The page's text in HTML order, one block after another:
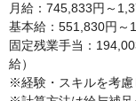
月給：745,833円～
基本給：551,830円～
固定残業手当：
給）
※経験・スキルを考慮